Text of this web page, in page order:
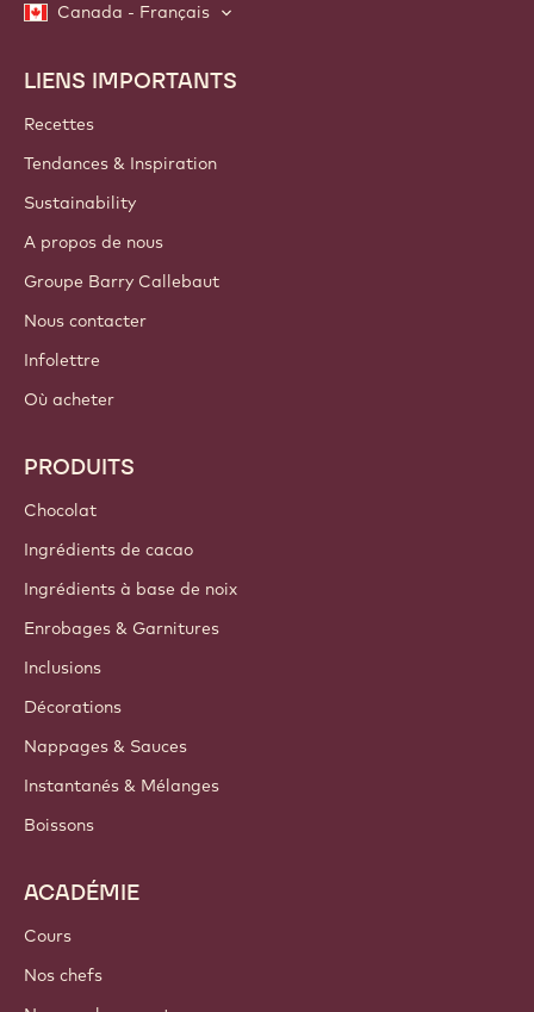
Canada - Français
Footer
Callebaut
LIENS IMPORTANTS
Recettes
Tendances & Inspiration
Sustainability
A propos de nous
Groupe Barry Callebaut
Nous contacter
Infolettre
Où acheter
PRODUITS
Chocolat
Ingrédients de cacao
Ingrédients à base de noix
Enrobages & Garnitures
Inclusions
Décorations
Nappages & Sauces
Instantanés & Mélanges
Boissons
ACADÉMIE
Cours
Nos chefs